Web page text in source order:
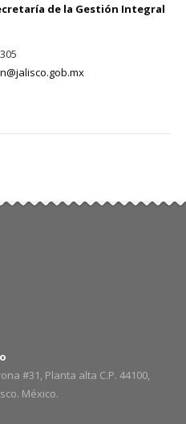
de la Gestión Integral
MARÍN
#31, Planta alta C.P. 44100,
México.